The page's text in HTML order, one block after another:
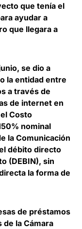
que tenía el
ayudar a
que llegara a
se dio a
la entidad entre
a través de
de internet en
Costo
nominal
la Comunicación
débito directo
(DEBIN), sin
la forma de
de préstamos
de la Cámara